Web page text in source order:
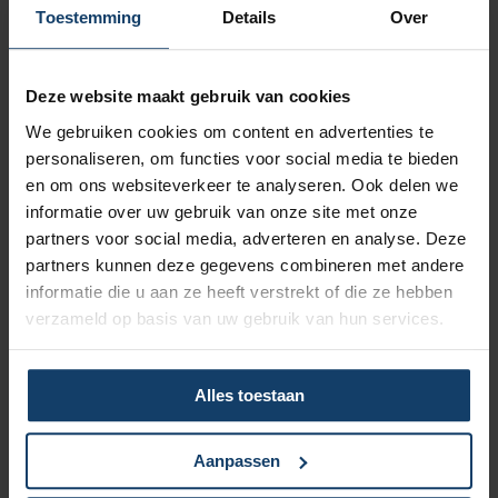
Toestemming Details Over
Deze website maakt gebruik van cookies
We gebruiken cookies om content en advertenties te
personaliseren, om functies voor social media te bieden
en om ons websiteverkeer te analyseren. Ook delen we
informatie over uw gebruik van onze site met onze
partners voor social media, adverteren en analyse. Deze
partners kunnen deze gegevens combineren met andere
informatie die u aan ze heeft verstrekt of die ze hebben
verzameld op basis van uw gebruik van hun services.
Alles toestaan
Aanpassen
Vergoeding tot €250 per kalenderjaar bij pakket Top
Korting op vrijwillig eigen risico
Wil je een lagere zorgpremie? Dan kun je het verplicht eigen
risico van € 385 verhogen met een vrijwillig eigen risico van
maximaal € 500. Hoe hoger het vrijwillig eigen risico, hoe
Meer over het eigen risico